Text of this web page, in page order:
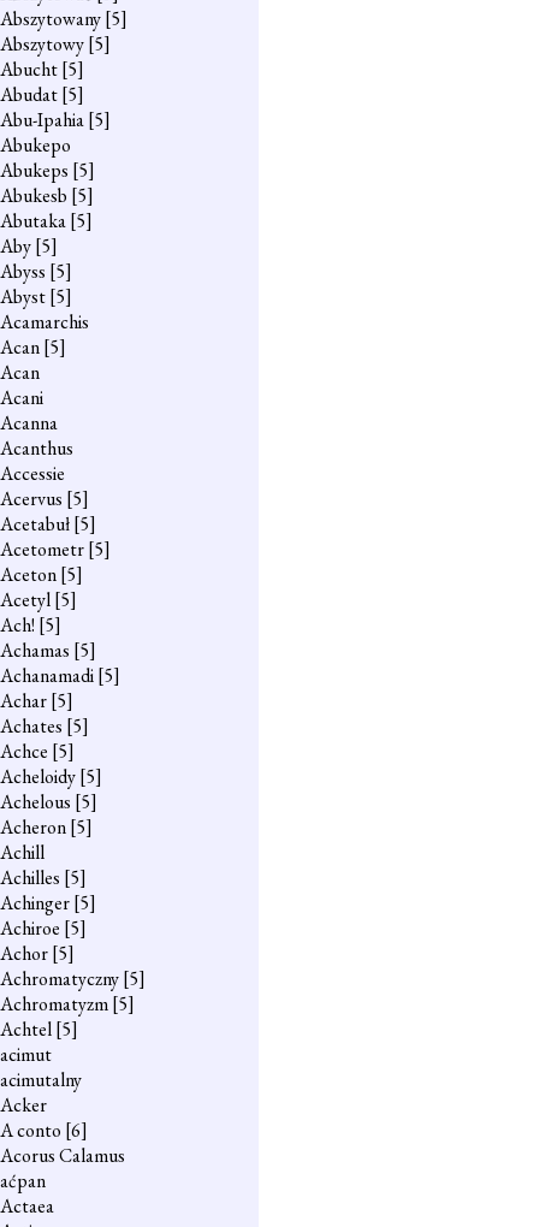
Abszytowany[5]
Abszytowy[5]
Abucht[5]
Abudat[5]
Abu-Ipahia[5]
Abukepo
Abukeps [5]
Abukesb [5]
Abutaka[5]
Aby[5]
Abyss [5]
Abyst[5]
Acamarchis
Acan[5]
Acan
Acani
Acanna
Acanthus
Accessie
Acervus [5]
Acetabuł[5]
Acetometr[5]
Aceton[5]
Acetyl[5]
Ach! [5]
Achamas [5]
Achanamadi[5]
Achar[5]
Achates [5]
Achce [5]
Acheloidy[5]
Achelous [5]
Acheron[5]
Achill
Achilles [5]
Achinger[5]
Achiroe [5]
Achor[5]
Achromatyczny[5]
Achromatyzm[5]
Achtel[5]
acimut
acimutalny
Acker
A conto [6]
Acorus Calamus
aćpan
Actaea